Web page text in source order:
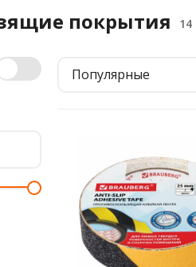
покрытия
Популярные